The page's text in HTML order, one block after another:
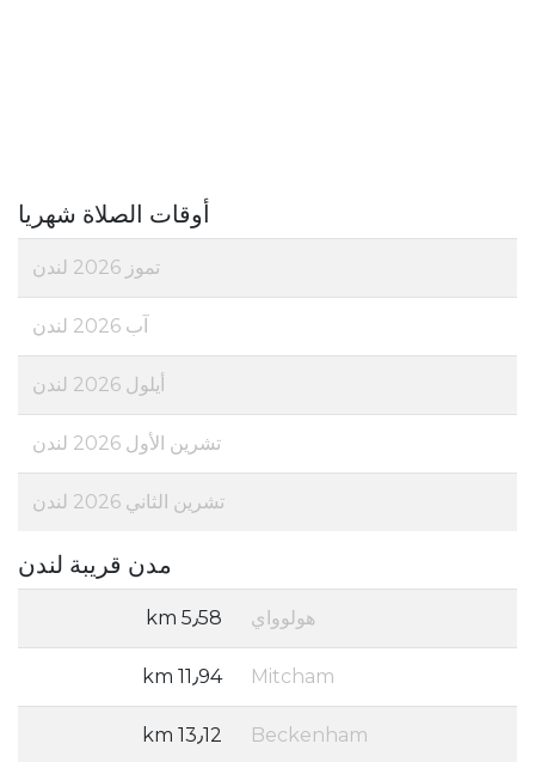
أوقات الصلاة شهريا
تموز 2026 لندن
آب 2026 لندن
أيلول 2026 لندن
تشرين الأول 2026 لندن
تشرين الثاني 2026 لندن
مدن قريبة لندن
هولوواي 5٫58 km
Mitcham 11٫94 km
Beckenham 13٫12 km